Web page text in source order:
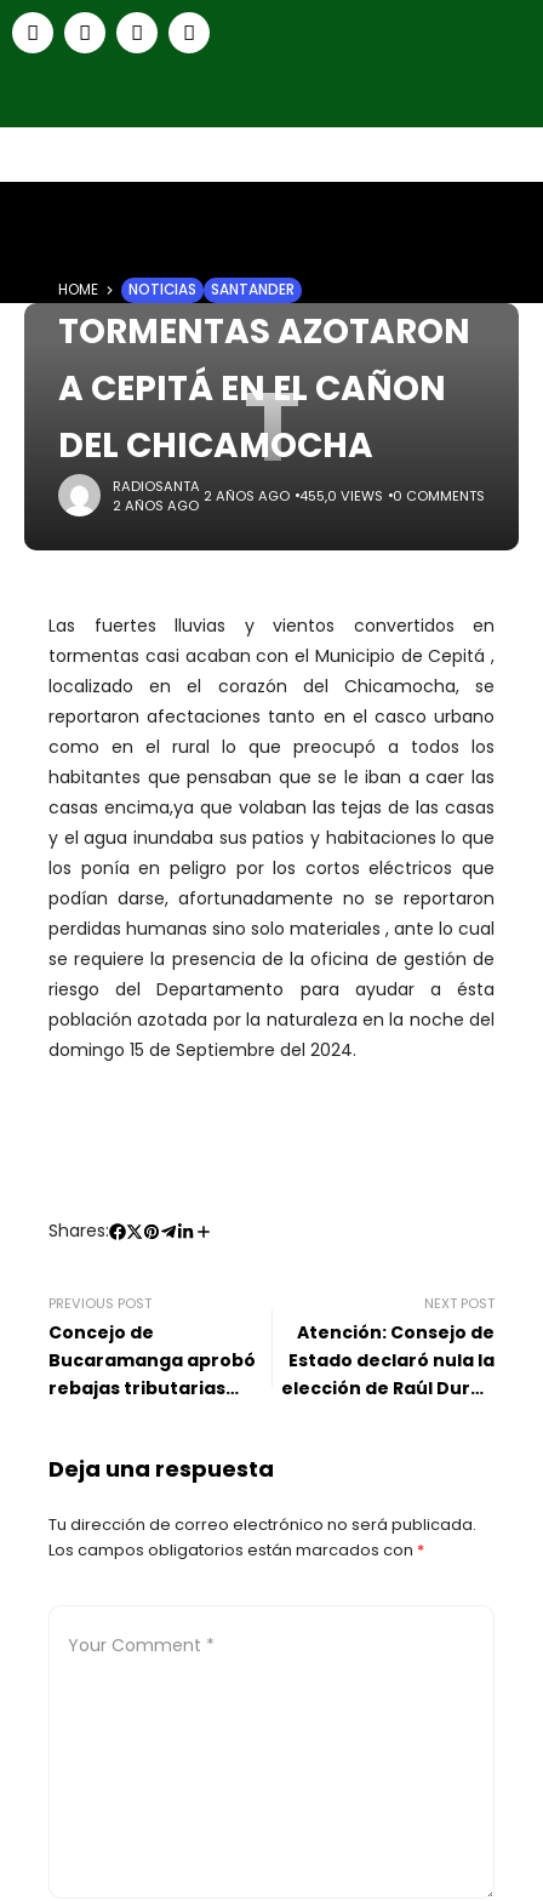
T
HOME NOTICIAS SANTANDER
TORMENTAS AZOTARON
A CEPITÁ EN EL CAÑON
DEL CHICAMOCHA
RADIOSANTA
2 AÑOS AGO 2 AÑOS AGO 455,0 VIEWS 0 COMMENTS
Las fuertes lluvias y vientos convertidos en
tormentas casi acaban con el Municipio de Cepitá ,
localizado en el corazón del Chicamocha, se
reportaron afectaciones tanto en el casco urbano
como en el rural lo que preocupó a todos los
habitantes que pensaban que se le iban a caer las
casas encima,ya que volaban las tejas de las casas
y el agua inundaba sus patios y habitaciones lo que
los ponía en peligro por los cortos eléctricos que
podían darse, afortunadamente no se reportaron
perdidas humanas sino solo materiales , ante lo cual
se requiere la presencia de la oficina de gestión de
riesgo del Departamento para ayudar a ésta
población azotada por la naturaleza en la noche del
domingo 15 de Septiembre del 2024.
Shares:
PREVIOUS POST
Concejo de
Bucaramanga aprobó
rebajas tributarias
NEXT POST
Atención: Consejo de
Estado declaró nula la
elección de Raúl Durán
Deja una respuesta
Tu dirección de correo electrónico no será publicada.
Los campos obligatorios están marcados con *